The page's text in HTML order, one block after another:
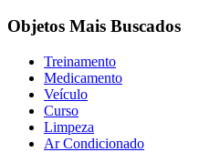
Objetos Mais Buscados
Treinamento
Medicamento
Veículo
Curso
Limpeza
Ar Condicionado